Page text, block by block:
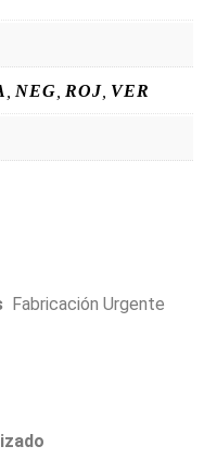
NEG ROJ VER
Fabricación Urgente